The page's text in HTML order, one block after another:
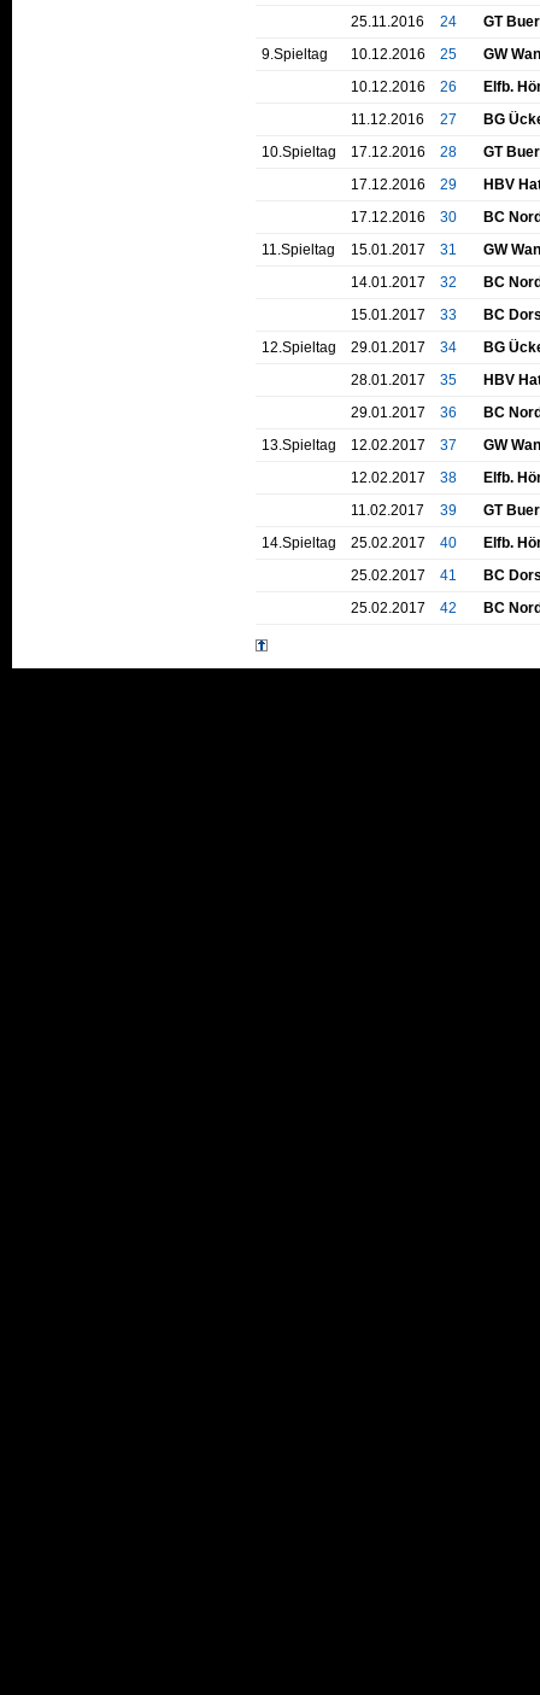
25.11.2016
24
GT
9.Spieltag
10.12.2016 25
GW
10.12.2016
26
Elfb.
11.12.2016
27
BG
10.Spieltag
17.12.2016 28
GT
17.12.2016
29
HBV
17.12.2016
30
BC
11.Spieltag
15.01.2017 31
GW
14.01.2017
32
BC
15.01.2017
33
BC
12.Spieltag
29.01.2017 34
BG
28.01.2017
35
HBV
29.01.2017
36
BC
13.Spieltag
12.02.2017 37
GW
12.02.2017
38
Elfb.
11.02.2017
39
GT
14.Spieltag
25.02.2017 40
Elfb.
25.02.2017
41
BC
25.02.2017
42 BC